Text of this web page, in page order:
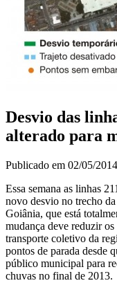
Desvio das
alterado para
Publicado em 02/05/2014
Essa semana as linhas
novo desvio no trecho
Goiânia, que está
mudança deve reduzir
transporte coletivo da
pontos de parada desde
público municipal para
chuvas no final de 2013.